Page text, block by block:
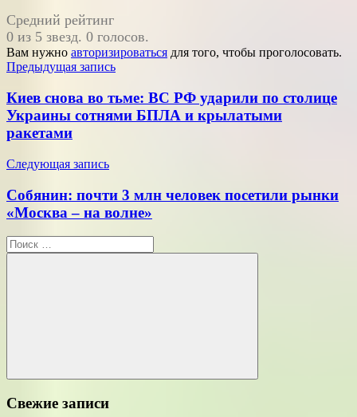
Средний рейтинг
0 из 5 звезд. 0 голосов.
Вам нужно авторизироваться для того, чтобы проголосовать.
Навигация
по
записям
Предыдущая запись
Киев снова во тьме: ВС РФ ударили по столице
Украины сотнями БПЛА и крылатыми
ракетами
Следующая запись
Собянин: почти 3 млн человек посетили рынки
«Москва – на волне»
Поиск
для:
Поиск
Свежие записи